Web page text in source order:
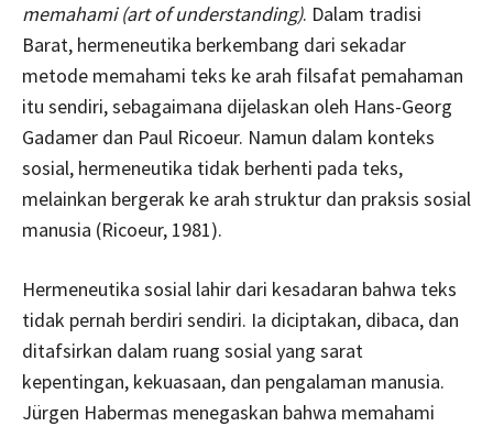
memahami (art of understanding). Dalam tradisi
Barat, hermeneutika berkembang dari sekadar
metode memahami teks ke arah filsafat pemahaman
itu sendiri, sebagaimana dijelaskan oleh Hans-Georg
Gadamer dan Paul Ricoeur. Namun dalam konteks
sosial, hermeneutika tidak berhenti pada teks,
melainkan bergerak ke arah struktur dan praksis sosial
manusia (Ricoeur, 1981).
Hermeneutika sosial lahir dari kesadaran bahwa teks
tidak pernah berdiri sendiri. Ia diciptakan, dibaca, dan
ditafsirkan dalam ruang sosial yang sarat
kepentingan, kekuasaan, dan pengalaman manusia.
Jürgen Habermas menegaskan bahwa memahami